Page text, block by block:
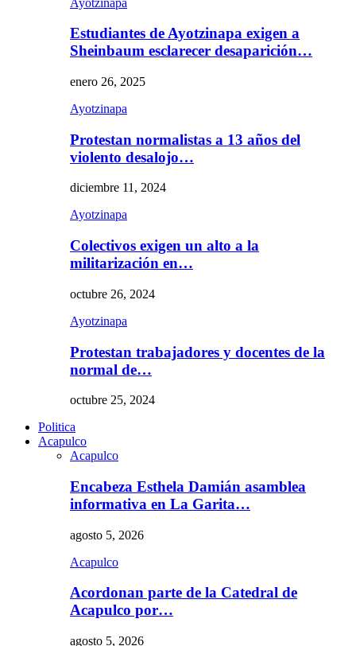
Estudiantes de Ayotzinapa exigen a
Sheinbaum esclarecer desaparición…
enero 26, 2025
Ayotzinapa
Protestan normalistas a 13 años del
violento desalojo…
diciembre 11, 2024
Ayotzinapa
Colectivos exigen un alto a la
militarización en…
octubre 26, 2024
Ayotzinapa
Protestan trabajadores y docentes de la
normal de…
octubre 25, 2024
Politica
Acapulco
Acapulco
Encabeza Esthela Damián asamblea
informativa en La Garita…
agosto 5, 2026
Acapulco
Acordonan parte de la Catedral de
Acapulco por…
agosto 5, 2026